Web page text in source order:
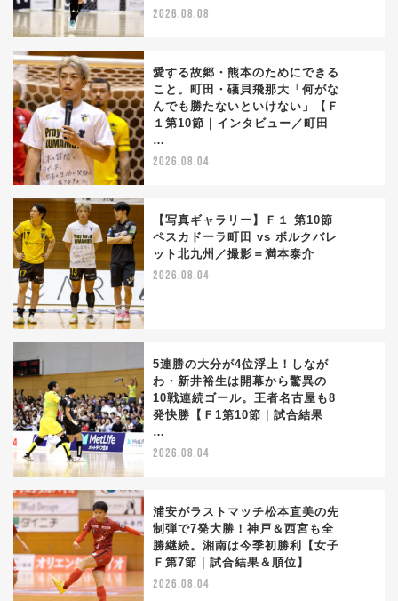
2026.08.08
愛する故郷・熊本のためにできる
こと。町田・礒貝飛那大「何がな
んでも勝たないといけない」【Ｆ
１第10節｜インタビュー／町田
…
2026.08.04
【写真ギャラリー】Ｆ１ 第10節
ペスカドーラ町田 vs ボルクバレ
ット北九州／撮影＝満本泰介
2026.08.04
5連勝の大分が4位浮上！しなが
わ・新井裕生は開幕から驚異の
10戦連続ゴール。王者名古屋も8
発快勝【Ｆ1第10節｜試合結果
…
2026.08.04
浦安がラストマッチ松本直美の先
制弾で7発大勝！神戸＆西宮も全
勝継続。湘南は今季初勝利【女子
Ｆ第7節｜試合結果＆順位】
2026.08.04